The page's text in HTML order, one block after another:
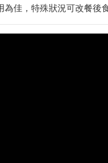
佳，特殊狀況可改餐後